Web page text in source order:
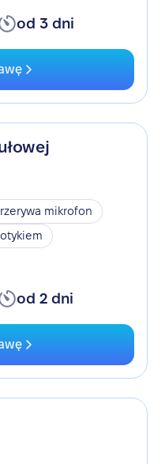
od 3 dni
mikrofon
od 2 dni